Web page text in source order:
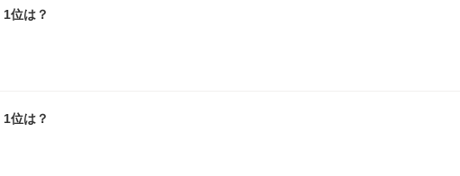
位は？
位は？